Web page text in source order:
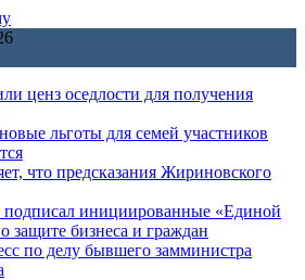
ценз оседлости для получения
льготы для семей участников
что предсказания Жириновского
инициированные «Единой
защите бизнеса и граждан
по делу бывшего замминистра